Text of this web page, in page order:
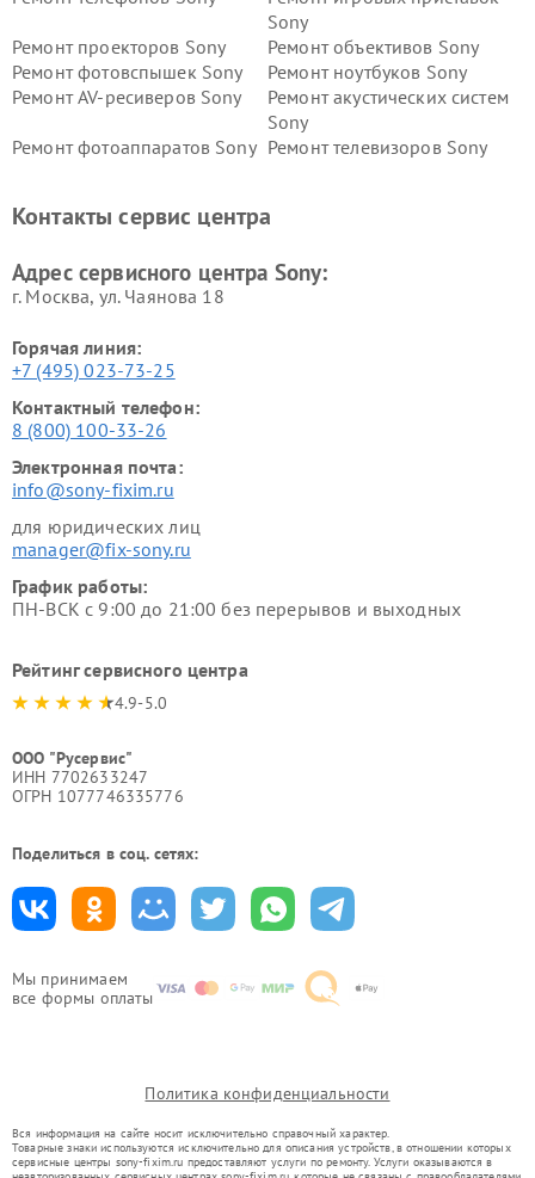
Мы принимаем
все формы оплаты
Sony
Ремонт проекторов Sony
Ремонт объективов Sony
Ремонт фотовспышек Sony
Ремонт ноутбуков Sony
Ремонт AV-ресиверов Sony
Ремонт акустических систем
Sony
Ремонт фотоаппаратов Sony Ремонт телевизоров Sony
Контакты сервис центра
Адрес сервисного центра Sony:
г. Москва, ул. Чаянова 18
Горячая линия:
+7 (495) 023-73-25
Контактный телефон:
8 (800) 100-33-26
Электронная почта:
info@sony-fixim.ru
для юридических лиц
manager@fix-sony.ru
График работы:
ПН-ВСК с 9:00 до 21:00 без перерывов и выходных
Рейтинг сервисного центра
4.9-5.0
ООО "Русервис"
ИНН 7702633247
ОГРН 1077746335776
Поделиться в соц. сетях:
Политика конфиденциальности
Вся информация на сайте носит исключительно справочный характер.
Товарные знаки используются исключительно для описания устройств, в отношении которых
сервисные центры sony-fixim.ru предоставляют услуги по ремонту. Услуги оказываются в